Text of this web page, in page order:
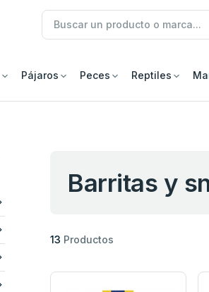
Pájaros Peces Reptiles
Barritas y
13 Productos